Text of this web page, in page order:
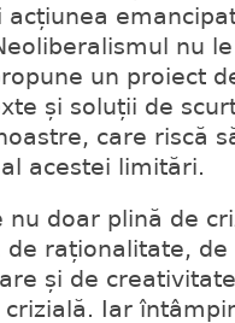
acțiunea
nu
un proiect
și soluții de
care riscă
acestei limitări.
doar plină de
de raționalitate,
și de
Iar